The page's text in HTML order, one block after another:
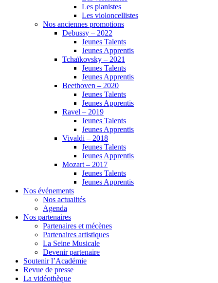
Les pianistes
Les violoncellistes
Nos anciennes promotions
Debussy – 2022
Jeunes Talents
Jeunes Apprentis
Tchaïkovsky – 2021
Jeunes Talents
Jeunes Apprentis
Beethoven – 2020
Jeunes Talents
Jeunes Apprentis
Ravel – 2019
Jeunes Talents
Jeunes Apprentis
Vivaldi – 2018
Jeunes Talents
Jeunes Apprentis
Mozart – 2017
Jeunes Talents
Jeunes Apprentis
Nos événements
Nos actualités
Agenda
Nos partenaires
Partenaires et mécènes
Partenaires artistiques
La Seine Musicale
Devenir partenaire
Soutenir l’Académie
Revue de presse
La vidéothèque